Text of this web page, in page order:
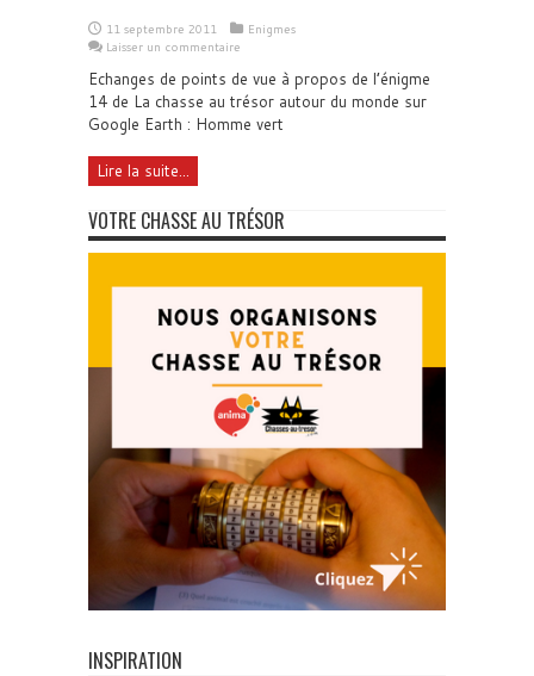
11 septembre 2011
Enigmes
Laisser un commentaire
Echanges de points de vue à propos de l’énigme
14 de La chasse au trésor autour du monde sur
Google Earth : Homme vert
Lire la suite...
VOTRE CHASSE AU TRÉSOR
INSPIRATION